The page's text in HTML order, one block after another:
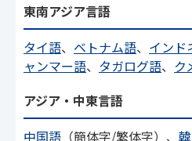
東南アジア言語
タイ語、 ベトナム語、 インド
ャンマー語、 タガログ語、 ク
アジア・中東言語
中国語 （簡体字/繁体字）、